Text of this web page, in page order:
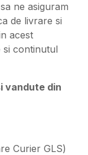
ne asiguram
de livrare si
acest
si continutul
vandute din
Curier GLS)